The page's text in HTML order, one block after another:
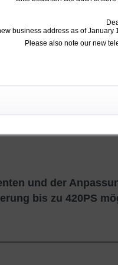
folgenden
und der
bis zu 420PS
business address as of January
Please also note our new